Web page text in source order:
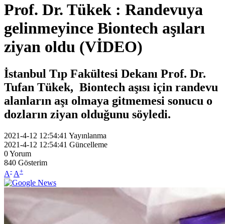
Prof. Dr. Tükek : Randevuya
gelinmeyince Biontech aşıları
ziyan oldu (VİDEO)
İstanbul Tıp Fakültesi Dekanı Prof. Dr.
Tufan Tükek, Biontech aşısı için randevu
alanların aşı olmaya gitmemesi sonucu o
dozların ziyan olduğunu söyledi.
2021-4-12 12:54:41 Yayınlanma
2021-4-12 12:54:41 Güncelleme
0Yorum
840 Gösterim
A- A+